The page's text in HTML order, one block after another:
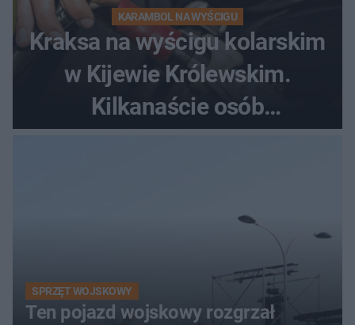
KARAMBOL NA WYŚCIGU
Kraksa na wyścigu kolarskim
w Kijewie Królewskim.
Kilkanaście osób
poszkodowanych, lądował
SPRZĘT WOJSKOWY
Ten pojazd wojskowy rozgrzał